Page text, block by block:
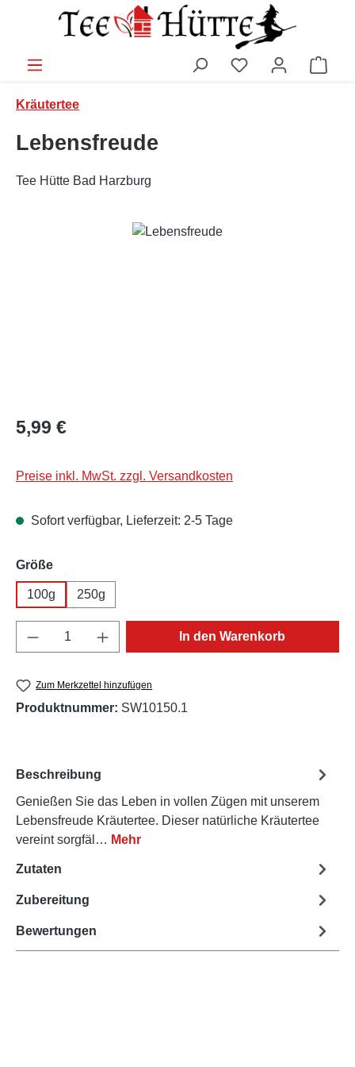
Zum Hauptinhalt springen
Kräutertee
Lebensfreude
Tee Hütte Bad Harzburg
Bildergalerie überspringen
Regulärer Preis:
5,99 €
Preise inkl. MwSt. zzgl. Versandkosten
Sofort verfügbar, Lieferzeit: 2-5 Tage
Größeauswählen
100g 250g
Produkt Anzahl: Gib den gewünschten
In den Warenkorb
Zum Merkzettel hinzufügen
Produktnummer: SW10150.1
Beschreibung
Genießen Sie das Leben in vollen Zügen mit unserem
Lebensfreude Kräutertee. Dieser natürliche Kräutertee
vereint sorgfäl… Mehr
Zutaten
Zubereitung
Bewertungen